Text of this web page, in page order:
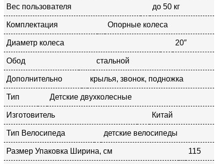
Вес пользователя до 50 кг
Комплектация Опорные колеса
Диаметр колеса 20″
Обод стальной
Дополнительно крылья, звонок, подножка
Тип Детские двухколесные
Изготовитель Китай
Тип Велосипеда детские велосипеды
Размер Упаковка Ширина, см 115